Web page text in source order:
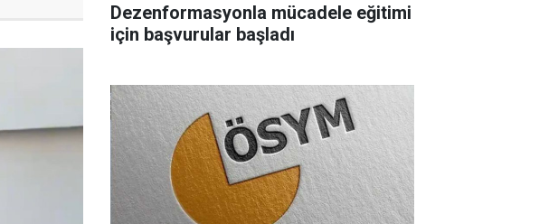
Dezenformasyonla mücadele eğitimi
için başvurular başladı